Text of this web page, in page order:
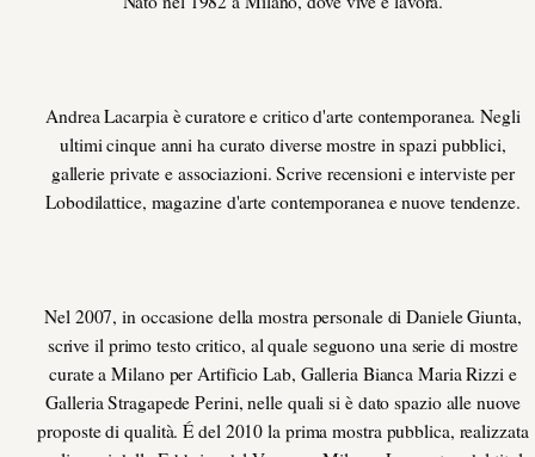
Andrea Lacarpia è curatore e critico d'arte contemporanea. Negli
ultimi cinque anni ha curato diverse mostre in spazi pubblici,
gallerie private e associazioni. Scrive recensioni e interviste per
Lobodilattice, magazine d'arte contemporanea e nuove tendenze.
Nel 2007, in occasione della mostra personale di Daniele Giunta,
scrive il primo testo critico, al quale seguono una serie di mostre
curate a Milano per Artificio Lab, Galleria Bianca Maria Rizzi e
Galleria Stragapede Perini, nelle quali si è dato spazio alle nuove
proposte di qualità. É del 2010 la prima mostra pubblica, realizzata